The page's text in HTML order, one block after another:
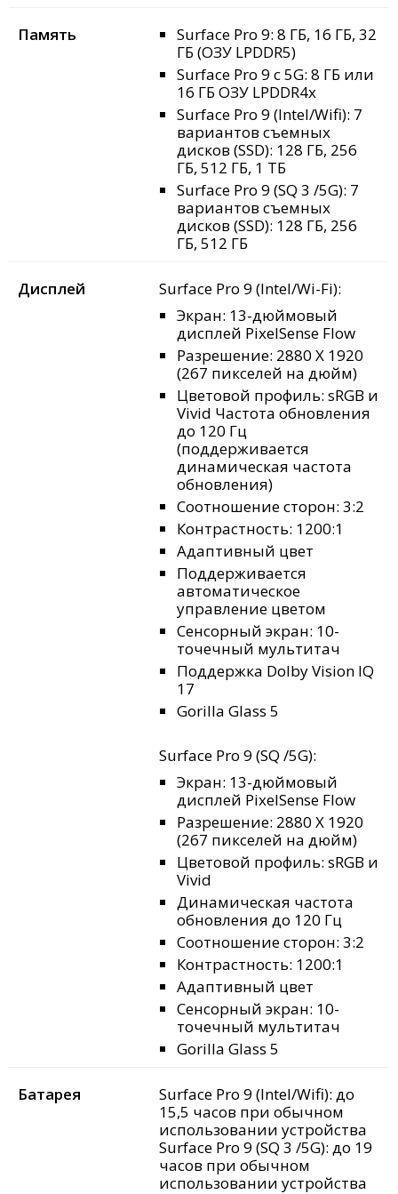
Память
Surface Pro 9: 8 ГБ, 16 ГБ, 32
ГБ (ОЗУ LPDDR5)
Surface Pro 9 с 5G: 8 ГБ или
16 ГБ ОЗУ LPDDR4x
Surface Pro 9 (Intel/Wifi): 7
вариантов съемных
дисков (SSD): 128 ГБ, 256
ГБ, 512 ГБ, 1 ТБ
Surface Pro 9 (SQ 3 /5G): 7
вариантов съемных
дисков (SSD): 128 ГБ, 256
ГБ, 512 ГБ
Дисплей
Surface Pro 9 (Intel/Wi-Fi):
Экран: 13-дюймовый
дисплей PixelSense Flow
Разрешение: 2880 X 1920
(267 пикселей на дюйм)
Цветовой профиль: sRGB и
Vivid Частота обновления
до 120 Гц
(поддерживается
динамическая частота
обновления)
Соотношение сторон: 3:2
Контрастность: 1200:1
Адаптивный цвет
Поддерживается
автоматическое
управление цветом
Сенсорный экран: 10-
точечный мультитач
Поддержка Dolby Vision IQ
17
Gorilla Glass 5
Surface Pro 9 (SQ /5G):
Экран: 13-дюймовый
дисплей PixelSense Flow
Разрешение: 2880 X 1920
(267 пикселей на дюйм)
Цветовой профиль: sRGB и
Vivid
Динамическая частота
обновления до 120 Гц
Соотношение сторон: 3:2
Контрастность: 1200:1
Адаптивный цвет
Сенсорный экран: 10-
точечный мультитач
Gorilla Glass 5
Батарея
Surface Pro 9 (Intel/Wifi): до
15,5 часов при обычном
использовании устройства
Surface Pro 9 (SQ 3 /5G): до 19
часов при обычном
использовании устройства